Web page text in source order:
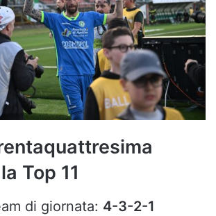
Top 11
di giornata: 4-3-2-1